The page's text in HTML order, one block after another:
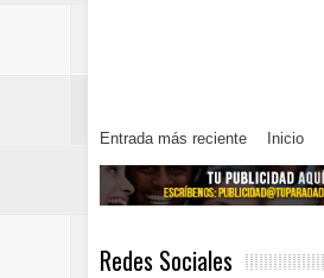
Entrada más reciente Inicio
Redes Sociales